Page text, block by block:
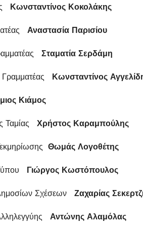
Κωνσταντίνος Κοκολάκης
Αναστασία Παρισίου
Σταματία Σερδάμη
Γραμματέας Κωνσταντίνος
Κιάμος
Ταμίας Χρήστος Καραμπούλης
Θωμάς Λογοθέτης
Γιώργος Κωστόπουλος
Σχέσεων Ζαχαρίας
Αντώνης Αλαμόλας